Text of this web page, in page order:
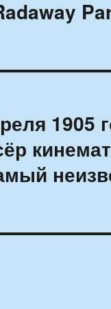
1905